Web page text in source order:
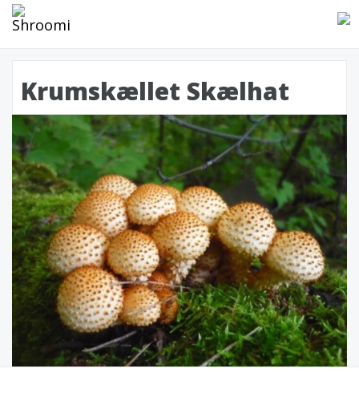
Krumskællet Skælhat